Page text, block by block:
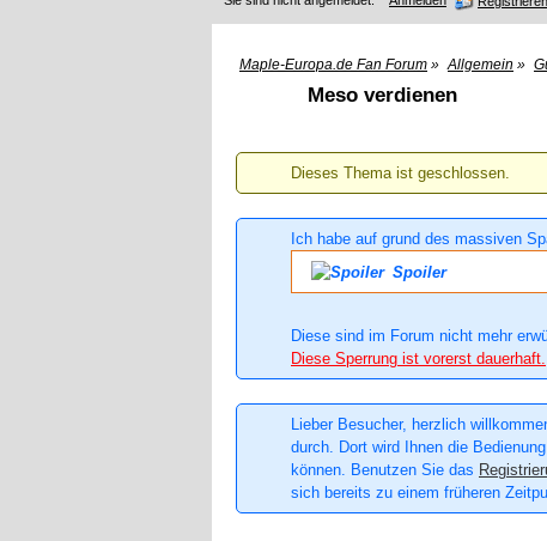
Maple-Europa.de Fan Forum » Allgemein »
Meso verdienen
Dieses Thema ist geschlossen.
Ich habe auf grund des massiven
Spoiler
Diese sind im Forum nicht mehr
Diese Sperrung ist vorerst dauerhaft.
Lieber Besucher, herzlich
durch. Dort wird Ihnen die
können. Benutzen Sie das
sich bereits zu einem früheren